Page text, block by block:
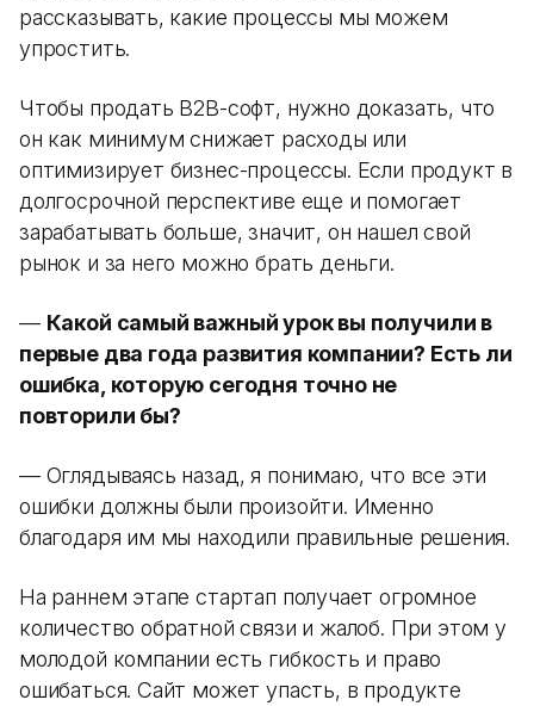
рассказывать, какие процессы мы можем
упростить.
Чтобы продать B2B-софт, нужно доказать, что
он как минимум снижает расходы или
оптимизирует бизнес-процессы. Если продукт в
долгосрочной перспективе еще и помогает
зарабатывать больше, значит, он нашел свой
рынок и за него можно брать деньги.
— Какой самый важный урок вы получили в
первые два года развития компании? Есть ли
ошибка, которую сегодня точно не
повторили бы?
— Оглядываясь назад, я понимаю, что все эти
ошибки должны были произойти. Именно
благодаря им мы находили правильные решения.
На раннем этапе стартап получает огромное
количество обратной связи и жалоб. При этом у
молодой компании есть гибкость и право
ошибаться. Сайт может упасть, в продукте